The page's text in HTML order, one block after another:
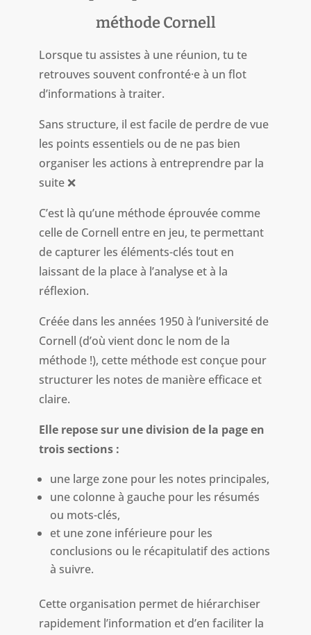
méthode Cornell
Lorsque tu assistes à une réunion, tu te
retrouves souvent confronté·e à un flot
d’informations à traiter.
Sans structure, il est facile de perdre de vue
les points essentiels ou de ne pas bien
organiser les actions à entreprendre par la
suite ❌
C’est là qu’une méthode éprouvée comme
celle de Cornell entre en jeu, te permettant
de capturer les éléments-clés tout en
laissant de la place à l’analyse et à la
réflexion.
Créée dans les années 1950 à l’université de
Cornell (d’où vient donc le nom de la
méthode !), cette méthode est conçue pour
structurer les notes de manière efficace et
claire.
Elle repose sur une division de la page en
trois sections :
une large zone pour les notes principales,
une colonne à gauche pour les résumés
ou mots-clés,
et une zone inférieure pour les
conclusions ou le récapitulatif des actions
à suivre.
Cette organisation permet de hiérarchiser
rapidement l’information et d’en faciliter la